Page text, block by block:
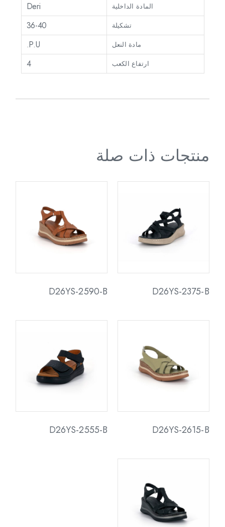
المادة الداخلية Deri
تشكيلة 36-40
مادة النعل P.U.
ارتفاع الكعب 4
منتجات ذات صلة
D26YS-2375-B
D26YS-2590-B
D26YS-2615-B
D26YS-2555-B